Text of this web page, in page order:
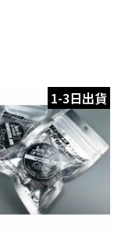
1-3日出貨